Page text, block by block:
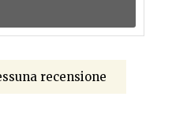
recensione